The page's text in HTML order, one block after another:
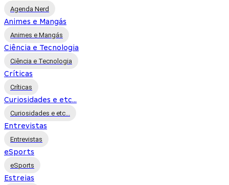
Agenda Nerd
Animes e Mangás
Animes e Mangás
Ciência e Tecnologia
Ciência e Tecnologia
Críticas
Críticas
Curiosidades e etc...
Curiosidades e etc...
Entrevistas
Entrevistas
eSports
eSports
Estreias